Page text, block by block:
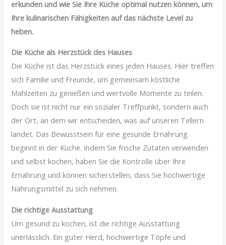
erkunden und wie Sie Ihre Küche optimal nutzen können, um
Ihre kulinarischen Fähigkeiten auf das nächste Level zu
heben.
Die Küche als Herzstück des Hauses
Die Küche ist das Herzstück eines jeden Hauses. Hier treffen
sich Familie und Freunde, um gemeinsam köstliche
Mahlzeiten zu genießen und wertvolle Momente zu teilen.
Doch sie ist nicht nur ein sozialer Treffpunkt, sondern auch
der Ort, an dem wir entscheiden, was auf unseren Tellern
landet. Das Bewusstsein für eine gesunde Ernährung
beginnt in der Küche. Indem Sie frische Zutaten verwenden
und selbst kochen, haben Sie die Kontrolle über Ihre
Ernährung und können sicherstellen, dass Sie hochwertige
Nahrungsmittel zu sich nehmen.
Die richtige Ausstattung
Um gesund zu kochen, ist die richtige Ausstattung
unerlässlich. Ein guter Herd, hochwertige Töpfe und